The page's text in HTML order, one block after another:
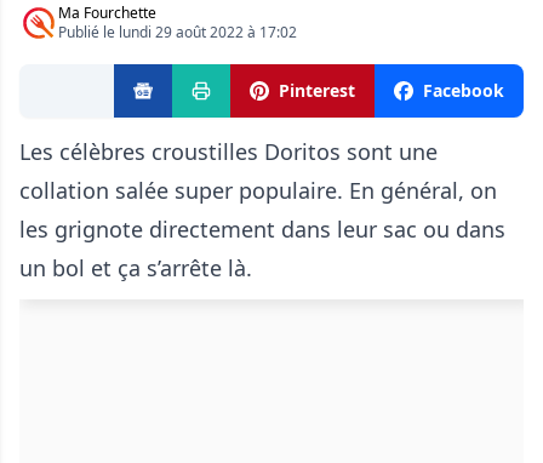
Ma Fourchette
Publié le lundi 29 août 2022 à 17:02
Pinterest Facebook
Les célèbres croustilles Doritos sont une
collation salée super populaire. En général, on
les grignote directement dans leur sac ou dans
un bol et ça s’arrête là.